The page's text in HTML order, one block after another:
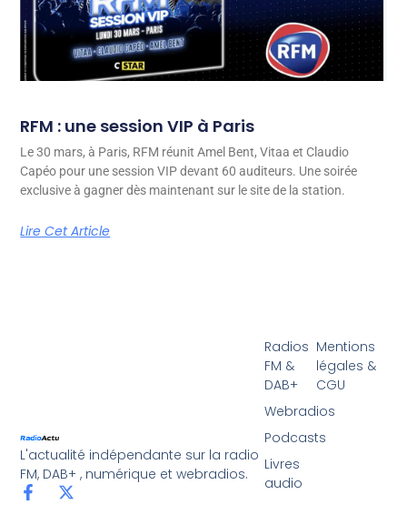
RFM : une session VIP à Paris
Le 30 mars, à Paris, RFM réunit Amel Bent, Vitaa et Claudio
Capéo pour une session VIP devant 60 auditeurs. Une soirée
exclusive à gagner dès maintenant sur le site de la station.
Lire Cet Article
L'actualité indépendante sur la radio
FM, DAB+ , numérique et webradios.
Radios
FM &
DAB+
Webradios
Podcasts
Livres
audio
Mentions
légales &
CGU